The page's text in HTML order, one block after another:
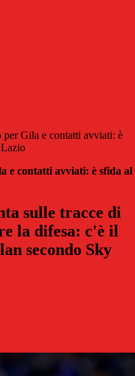
Gila e contatti avviati: è
e contatti avviati: è sfida al
sulle tracce di
la difesa: c'è il
secondo Sky